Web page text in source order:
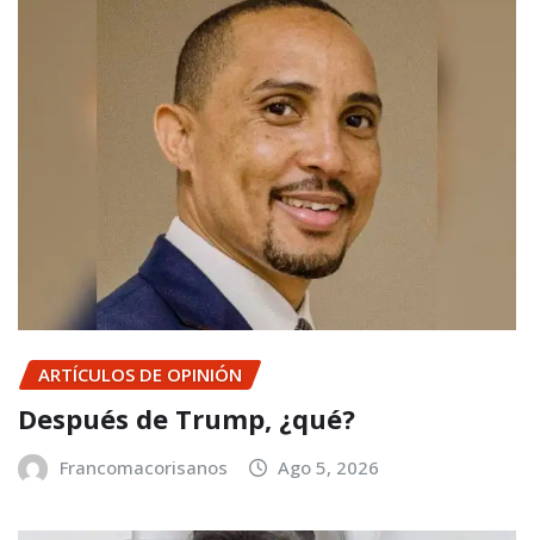
ARTÍCULOS DE OPINIÓN
Después de Trump, ¿qué?
Francomacorisanos Ago 5, 2026